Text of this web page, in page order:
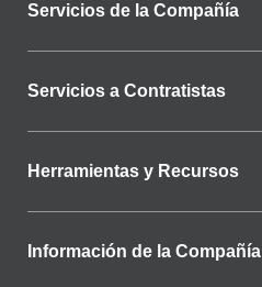
Servicios de la Compañía
Servicios a Contratistas
Herramientas y Recursos
Información de la Compañía